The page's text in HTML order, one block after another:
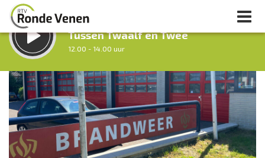
LUISTER LIVE:
Tussen Twaalf en Twee
12.00 - 14.00 uur
STRAKS:
Middag Venen
14.00 - 18.00 uur
Vorig uur
uur 1 van 0 Volgend uur
Inklappen